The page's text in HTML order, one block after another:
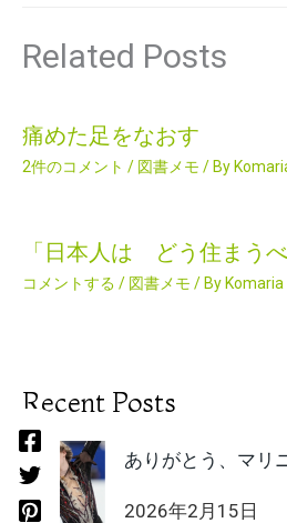
Related Posts
痛めた足をなおす
2件のコメント / 図書メモ / By
「日本人は どう住まうべ
コメントする / 図書メモ / By Komaria
Recent Posts
ありがとう、マリ
2026年2月15日